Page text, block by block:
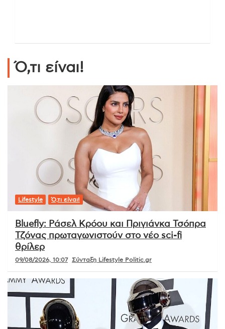
Ό,τι είναι!
Lifestyle Ό,τι είναι!
Bluefly: Ράσελ Κρόου και Πριγιάνκα Τσόπρα
Τζόνας πρωταγωνιστούν στο νέο sci-fi
θρίλερ
09/08/2026, 10:07 Σύνταξη Lifestyle Politic.gr